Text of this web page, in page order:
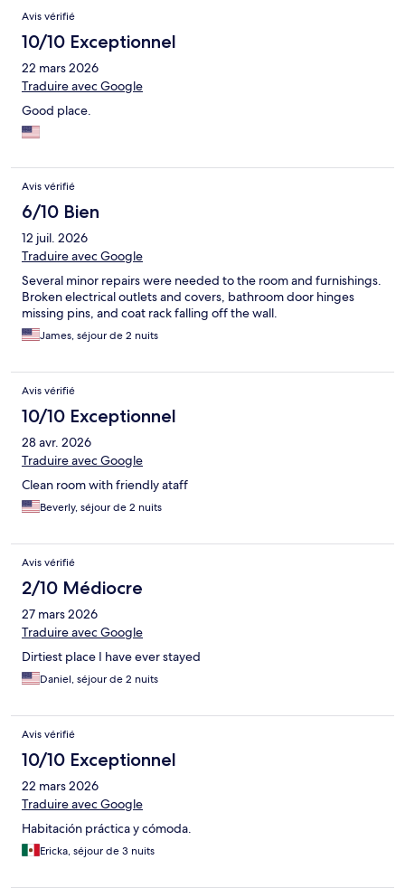
Avis vérifié
10/10 Exceptionnel
22 mars 2026
Traduire avec Google
Good place.
Avis vérifié
6/10 Bien
12 juil. 2026
Traduire avec Google
Several minor repairs were needed to the room and furnishings.
Broken electrical outlets and covers, bathroom door hinges
missing pins, and coat rack falling off the wall.
James, séjour de 2 nuits
Avis vérifié
10/10 Exceptionnel
28 avr. 2026
Traduire avec Google
Clean room with friendly ataff
Beverly, séjour de 2 nuits
Avis vérifié
2/10 Médiocre
27 mars 2026
Traduire avec Google
Dirtiest place I have ever stayed
Daniel, séjour de 2 nuits
Avis vérifié
10/10 Exceptionnel
22 mars 2026
Traduire avec Google
Habitación práctica y cómoda.
Ericka, séjour de 3 nuits